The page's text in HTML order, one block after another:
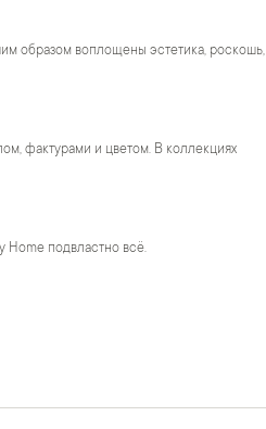
образом воплощены эстетика, роскошь,
фактурами и цветом. В коллекциях
подвластно всё.